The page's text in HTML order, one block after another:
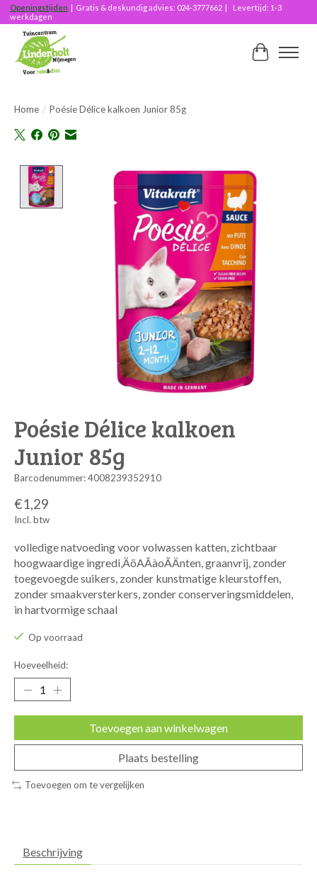
Openingstijden | Gratis & deskundig advies: 024-3777662 | Levertijd: 1-3
werkdagen
Home / Poésie Délice kalkoen Junior 85g
Product image slideshow Items
Poésie Délice kalkoen
Junior 85g
Barcodenummer: 4008239352910
€1,29
Incl. btw
volledige natvoeding voor volwassen katten, zichtbaar
hoogwaardige ingredi‚ÄöAÃàoÃÄnten, graanvrij, zonder
toegevoegde suikers, zonder kunstmatige kleurstoffen,
zonder smaakversterkers, zonder conserveringsmiddelen,
in hartvormige schaal
Op voorraad
Hoeveelheid:
Toevoegen aan winkelwagen
Plaats bestelling
Toevoegen om te vergelijken
Beschrijving